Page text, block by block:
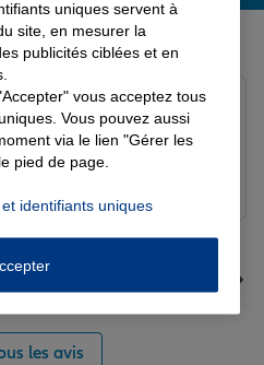
agences Allianz
les avis
uniques servent à
site, en mesurer la
publicités ciblées et en
vous acceptez tous
Vous pouvez aussi
via le lien "Gérer les
pied de page.
identifiants uniques